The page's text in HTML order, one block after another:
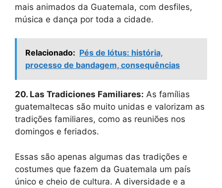
mais animados da Guatemala, com desfiles,
música e dança por toda a cidade.
Relacionado: Pés de lótus: história,
processo de bandagem, consequências
20. Las Tradiciones Familiares: As famílias
guatemaltecas são muito unidas e valorizam as
tradições familiares, como as reuniões nos
domingos e feriados.
Essas são apenas algumas das tradições e
costumes que fazem da Guatemala um país
único e cheio de cultura. A diversidade e a